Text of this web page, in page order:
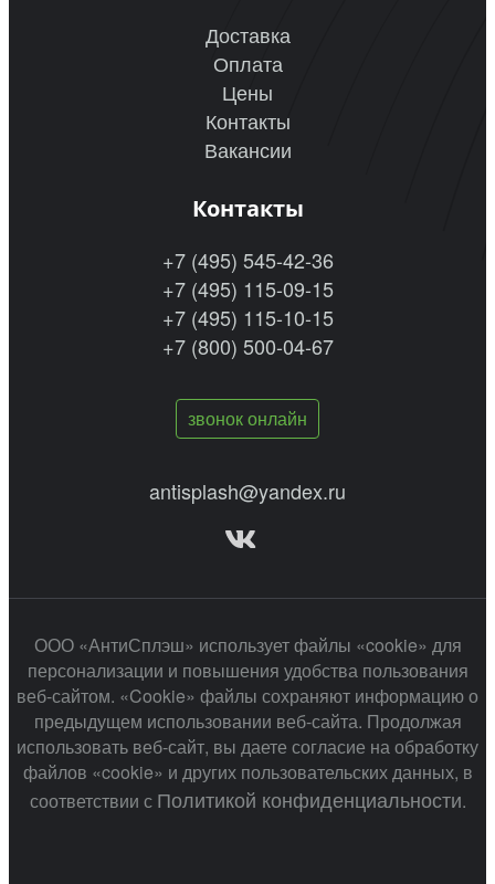
Доставка
Оплата
Цены
Контакты
Вакансии
Контакты
+7 (495) 545-42-36
+7 (495) 115-09-15
+7 (495) 115-10-15
+7 (800) 500-04-67
звонок онлайн
antisplash@yandex.ru
ООО «АнтиСплэш» использует файлы «cookie» для
персонализации и повышения удобства пользования
веб-сайтом. «Cookie» файлы сохраняют информацию о
предыдущем использовании веб-сайта. Продолжая
использовать веб-сайт, вы даете согласие на обработку
файлов «cookie» и других пользовательских данных, в
соответствии с Политикой конфиденциальности.